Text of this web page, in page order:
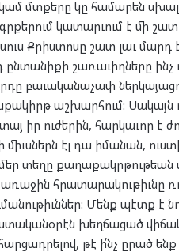
մտքե­րը կը հա­մա­րեն
կա­տար­ւում է մի
Քրիս­տո­սը շատ լաւ մարդ
ըն­տա­նի­քի շա­ռա­ւիղ­նե­րը
բա­ւա­կա­նա­չափ
աշ­խար­հում: Սա­կայն
իր ու­ժե­րին, հար­կա­ւոր է
միւս­ներն էլ դա իմա­նան,
տե­ղը քա­ղա­քակր­թու­թեան
հրա­տա­րա­կու­թիւնը
Մենք պէտք է
խեղ­ճա­ցած
թէ ի՛նչ ըրած ենք